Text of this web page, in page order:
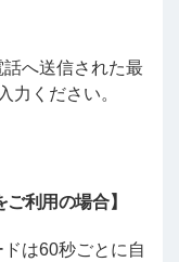
へ送信された最
力ください。
利用の場合】
ドは60秒ごとに自